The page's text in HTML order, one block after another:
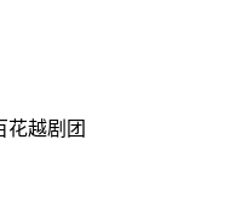
花越剧团